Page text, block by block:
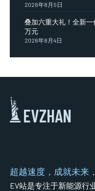
2026年8月5日
叠加六重大礼！全新一
万元
2026年8月4日
EVZHAN
超越速度，成就未来
EV站是专注于新能源行